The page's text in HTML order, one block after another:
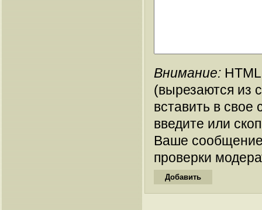
Внимание:
(вырезаются из
вставить в
введите или
Ваше
проверки